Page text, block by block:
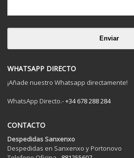
WHATSAPP DIRECTO
¡Añade nuestro Whatsapp directamente!
WhatsApp Directo.-+34 678 288 284
CONTACTO
Despedidas Sanxenxo
Despedidas en Sanxenxo y Portonovo